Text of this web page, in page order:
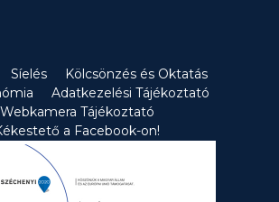
Síelés
Kölcsönzés és Oktatás
Adatkezelési Tájékoztató
Webkamera Tájékoztató
a Facebook-on!